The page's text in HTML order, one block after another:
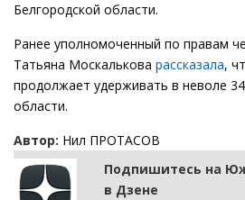
Белгородской области.
Ранее уполномоченный по правам
Татьяна Москалькова рассказала,
продолжает удерживать в неволе
области.
Автор: Нил ПРОТАСОВ
Подпишитесь на
в Дзене